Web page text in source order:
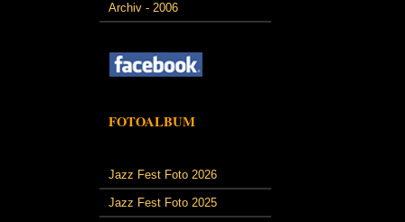
Archiv - 2006
FOTOALBUM
Jazz Fest Foto 2026
Jazz Fest Foto 2025